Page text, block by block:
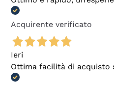
Acquirente verificato
Ieri
Ottima facilità di acquisto